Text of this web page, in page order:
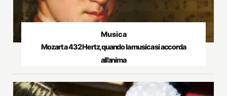
Musica
Mozart a 432 Hertz, quando la musica si accorda
all’anima